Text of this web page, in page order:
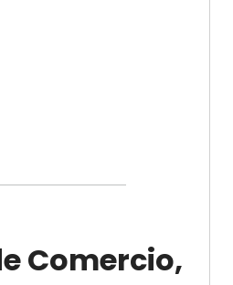
Comercio,